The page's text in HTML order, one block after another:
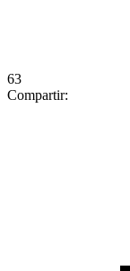
63
Compartir: